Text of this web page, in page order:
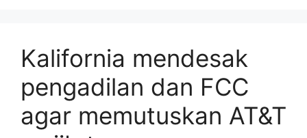
Kalifornia mendesak
pengadilan dan FCC
agar memutuskan AT&T